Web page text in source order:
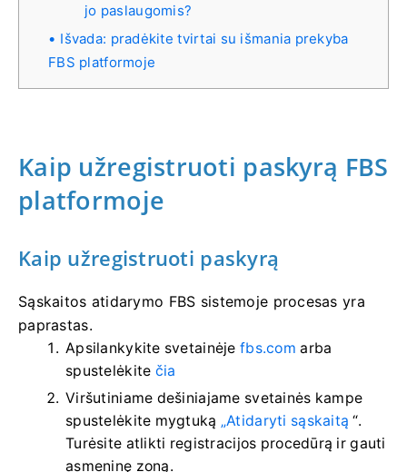
jo paslaugomis?
Išvada: pradėkite tvirtai su išmania prekyba
FBS platformoje
Kaip užregistruoti paskyrą FBS
platformoje
Kaip užregistruoti paskyrą
Sąskaitos atidarymo FBS sistemoje procesas yra
paprastas.
Apsilankykite svetainėje fbs.com arba
spustelėkite čia
Viršutiniame dešiniajame svetainės kampe
spustelėkite mygtuką „Atidaryti sąskaitą “.
Turėsite atlikti registracijos procedūrą ir gauti
asmeninę zoną.